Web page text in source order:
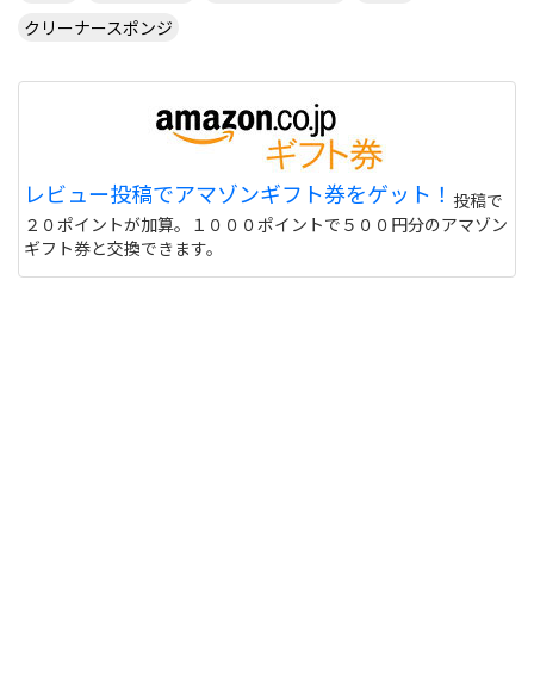
クリーナースポンジ
レビュー投稿でアマゾンギフト券をゲット！ 投稿で
２０ポイントが加算。１０００ポイントで５００円分のアマゾン
ギフト券と交換できます。